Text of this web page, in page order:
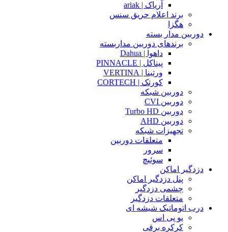
آریاک | ariak
برند اعلام حریق سنس
هگزا
دوربین مدار بسته
برندهای دوربین مداربسته
داهوا | Dahua
پیناکل | PINNACLE
ورتینا | VERTINA
کورتک | CORTECH
دوربین شبکه
دوربین CVI
دوربین Turbo HD
دوربین AHD
تجهیزات شبکه
متعلقات دوربین
سرور
سوئیچ
دزدگیر اماکن
پنل دزدگیر اماکن
چشمی دزدگیر
متعلقات دزدگیر
درب اتوماتیک شیشه ای
یو پی اس
کرکره برقی